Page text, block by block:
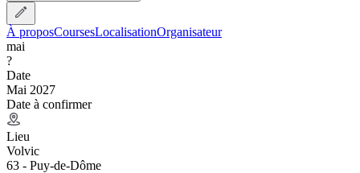
À proposCoursesLocalisationOrganisateur
mai
?
Date
Mai 2027
Date à confirmer
Lieu
Volvic
63 - Puy-de-Dôme